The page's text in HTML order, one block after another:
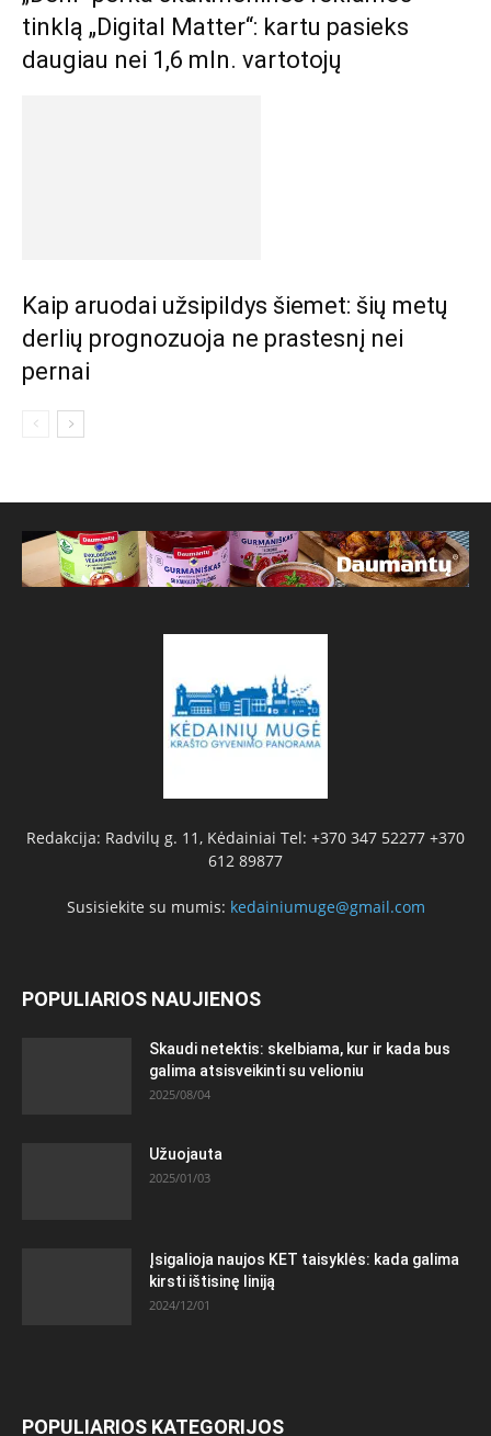
tinklą „Digital Matter“: kartu pasieks
daugiau nei 1,6 mln. vartotojų
Kaip aruodai užsipildys šiemet: šių metų
derlių prognozuoja ne prastesnį nei
pernai
Redakcija: Radvilų g. 11, Kėdainiai Tel: +370 347 52277 +370
612 89877
Susisiekite su mumis: kedainiumuge@gmail.com
POPULIARIOS NAUJIENOS
Skaudi netektis: skelbiama, kur ir kada bus
galima atsisveikinti su velioniu
2025/08/04
Užuojauta
2025/01/03
Įsigalioja naujos KET taisyklės: kada galima
kirsti ištisinę liniją
2024/12/01
POPULIARIOS KATEGORIJOS